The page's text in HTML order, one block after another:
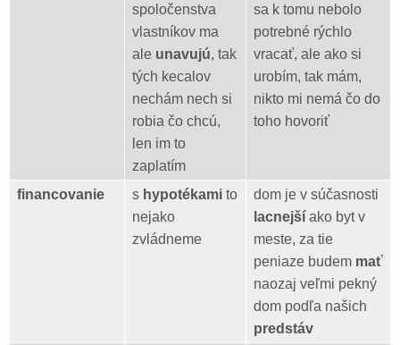
spoločenstva
vlastníkov ma
ale unavujú, tak
tých kecalov
nechám nech si
robia čo chcú,
len im to
zaplatím
sa k tomu nebolo
potrebné rýchlo
vracať, ale ako si
urobím, tak mám,
nikto mi nemá čo do
toho hovoriť
financovanie s hypotékami to
nejako
zvládneme
dom je v súčasnosti
lacnejší ako byt v
meste, za tie
peniaze budem mať
naozaj veľmi pekný
dom podľa našich
predstáv